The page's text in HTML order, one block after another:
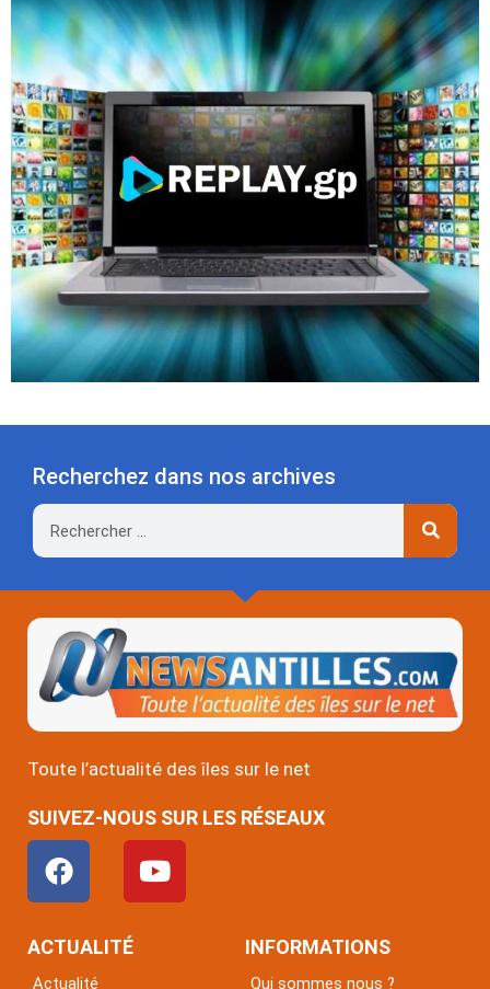
Recherchez dans nos archives
Rechercher
Toute l’actualité des îles sur le net
SUIVEZ-NOUS SUR LES RÉSEAUX
F
a
c
e
Y
o
u
ACTUALITÉ
Actualité
INFORMATIONS
Qui sommes nous ?